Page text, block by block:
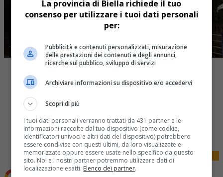
Share
Tweet
La provincia di Biella richiede il tuo
consenso per utilizzare i tuoi dati personali
per:
Pubblicità e contenuti personalizzati, misurazione
delle prestazioni dei contenuti e degli annunci,
ricerche sul pubblico, sviluppo di servizi
Archiviare informazioni su dispositivo e/o accedervi
Scopri di più
I tuoi dati personali verranno trattati da 431 partner e le
informazioni raccolte dal tuo dispositivo (come cookie,
identificatori univoci e altri dati del dispositivo) potrebbero
essere condivise con questi ultimi, da loro visualizzate e
memorizzate oppure essere usate nello specifico da questo
sito. Noi e i nostri partner potremmo utilizzare dati di
localizzazione esatti. Elenco dei partner.